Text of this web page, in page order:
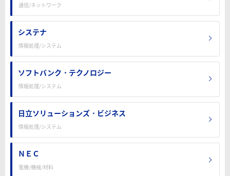
通信/ネットワーク
システナ
情報処理/システム
ソフトバンク・テクノロジー
情報処理/システム
日立ソリューションズ・ビジネス
情報処理/システム
ＮＥＣ
電機/機械/材料